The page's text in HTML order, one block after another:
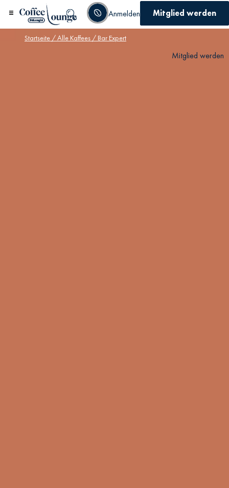
Anmelden Mitglied werden
Mitglied werden
Startseite /Alle Kaffees / Bar Expert